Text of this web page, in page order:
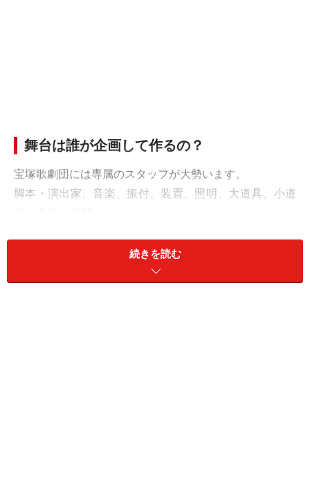
舞台は誰が企画して作るの？
宝塚歌劇団には専属のスタッフが大勢います。
脚本・演出家、音楽、振付、装置、照明、大道具、小道
フに依頼することもあります。
続きを読む